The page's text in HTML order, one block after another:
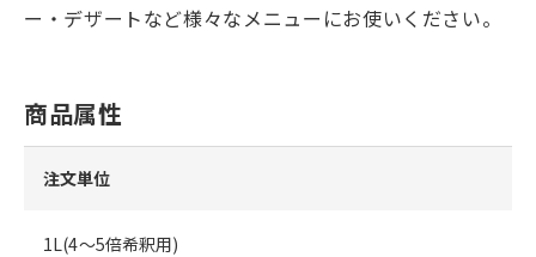
ー・デザートなど様々なメニューにお使いください。
商品属性
注文単位
1L(4～5倍希釈用)